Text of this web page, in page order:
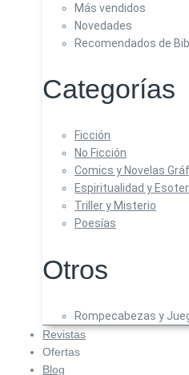
Más vendidos
Novedades
Recomendados de
Categorías
Ficción
No Ficción
Comics y Novelas
Espiritualidad y
Triller y Misterio
Poesías
Otros
Rompecabezas y
Revistas
Ofertas
Blog